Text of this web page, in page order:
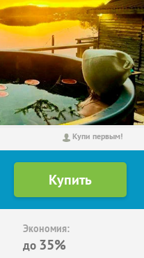
Купи первым!
Экономия:
до 35%